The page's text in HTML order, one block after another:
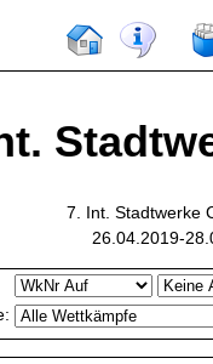
7. Int. Stadtwerke
26.04.2019-